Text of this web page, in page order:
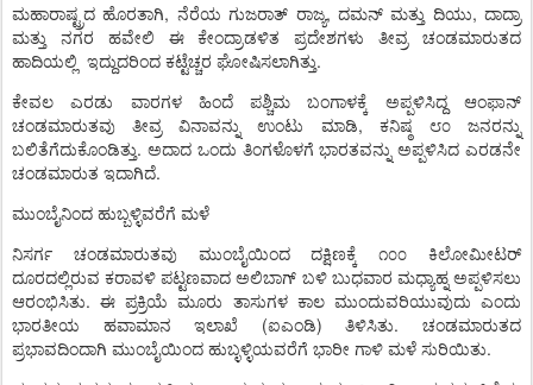
ಮಹಾರಾಷ್ಟ್ರದ ಹೊರತಾಗಿ, ನೆರೆಯ ಗುಜರಾತ್ ರಾಜ್ಯ, ದಮನ್ ಮತ್ತು ದಿಯು, ದಾದ್ರಾ
ಮತ್ತು
ನಗರ ಹವೇಲಿ ಈ ಕೇಂದ್ರಾಡಳಿತ ಪ್ರದೇಶಗಳು ತೀವ್ರ
ಚಂಡಮಾರುತದ
ಹಾದಿಯಲ್ಲಿ ಇದ್ದುದರಿಂದ ಕಟ್ಟೆಚ್ಚರ ಘೋಷಿಸಲಾಗಿತ್ತು.
ಕೇವಲ ಎರಡು ವಾರಗಳ ಹಿಂದೆ ಪಶ್ಚಿಮ ಬಂಗಾಳಕ್ಕೆ ಅಪ್ಪಳಿಸಿದ್ದ
ಆಂಫಾನ್
ಚಂಡಮಾರುತವು
ತೀವ್ರ ವಿನಾವನ್ನು ಉಂಟು ಮಾಡಿ, ಕನಿಷ್ಠ ೮೦
ಜನರನ್ನು
ಬಲಿತೆಗೆದುಕೊಂಡಿತ್ತು. ಅದಾದ ಒಂದು ತಿಂಗಳೊಳಗೆ ಭಾರತವನ್ನು ಅಪ್ಪಳಿಸಿದ ಎರಡನೇ
ಚಂಡಮಾರುತ ಇದಾಗಿದೆ.
ಮುಂಬೈನಿಂದ ಹುಬ್ಬಳ್ಳಿವರೆಗೆ ಮಳೆ
ನಿಸರ್ಗ ಚಂಡಮಾರುತವು ಮುಂಬೈಯಿಂದ ದಕ್ಷಿಣಕ್ಕೆ ೧೦೦
ಕಿಲೋಮೀಟರ್
ದೂರದಲ್ಲಿರುವ ಕರಾವಳಿ ಪಟ್ಟಣವಾದ ಅಲಿಬಾಗ್ ಬಳಿ ಬುಧವಾರ ಮಧ್ಯಾಹ್ನ ಅಪ್ಪಳಿಸಲು
ಆರಂಭಿಸಿತು.ಈ ಪ್ರಕ್ರಿಯೆ ಮೂರು ತಾಸುಗಳ ಕಾಲ ಮುಂದುವರಿಯುವುದು
ಎಂದು
ಭಾರತೀಯ
ಹವಾಮಾನ ಇಲಾಖೆ (ಐಎಂಡಿ)ತಿಳಿಸಿತು.ಚಂಡಮಾರುತದ
ಪ್ರಭಾವದಿಂದಾಗಿ ಮುಂಬೈಯಿಂದ ಹುಬ್ಳಳ್ಳಿಯವರೆಗೆ ಭಾರೀ ಗಾಳಿ ಮಳೆ ಸುರಿಯಿತು.